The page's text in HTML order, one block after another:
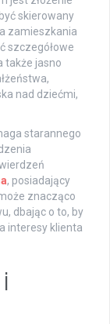
skierowany
zamieszkania
szczegółowe
także jasno
nad dziećmi,
starannego
, posiadający
znacząco
dbając o to, by
interesy klienta
i